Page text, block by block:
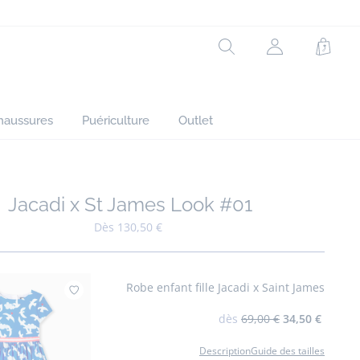
Rechercher
Mon
Puériculture Outlet
Ajouter à mes favoris : Jacadi x St James Look #01
Jacadi x St James Look #01
Dès 130,50 €
Ajouter à mes favoris : Robe enfant fille
Robe enfant fille Jacadi x Saint James
dès 69,00 € 34,50 €
Description Guide des tailles